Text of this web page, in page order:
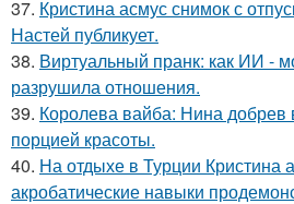
37. Кристина асмус снимок с
Настей публикует.
38. Виртуальный пранк: как ИИ -
разрушила отношения.
39. Королева вайба: Нина добрев
порцией красоты.
40. На отдыхе в Турции Кристина
акробатические навыки